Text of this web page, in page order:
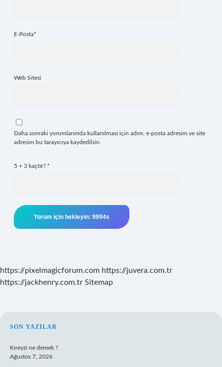
E-Posta*
Web Sitesi
Daha sonraki yorumlarımda kullanılması için adım, e-posta adresim ve site
adresim bu tarayıcıya kaydedilsin.
5 + 3 kaçtır? *
https://pixelmagicforum.com https://juvera.com.tr
https://jackhenry.com.tr Sitemap
SIDEBAR
SON YAZILAR
Kıreyzi ne demek ?
Ağustos 7, 2026